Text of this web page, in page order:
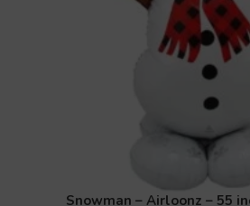
Snowman – Airloonz – 55